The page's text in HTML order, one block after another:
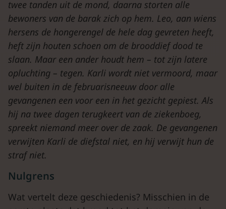
twee tanden uit de mond, daarna storten alle
bewoners van de barak zich op hem. Leo, aan wiens
hersens de hongerengel de hele dag gevreten heeft,
heft zijn houten schoen om de brooddief dood te
slaan. Maar een ander houdt hem – tot zijn latere
opluchting – tegen. Karli wordt niet vermoord, maar
wel buiten in de februarisneeuw door alle
gevangenen een voor een in het gezicht gepiest. Als
hij na twee dagen terugkeert van de ziekenboeg,
spreekt niemand meer over de zaak. De gevangenen
verwijten Karli de diefstal niet, en hij verwijt hun de
straf niet.
Nulgrens
Wat vertelt deze geschiedenis? Misschien in de